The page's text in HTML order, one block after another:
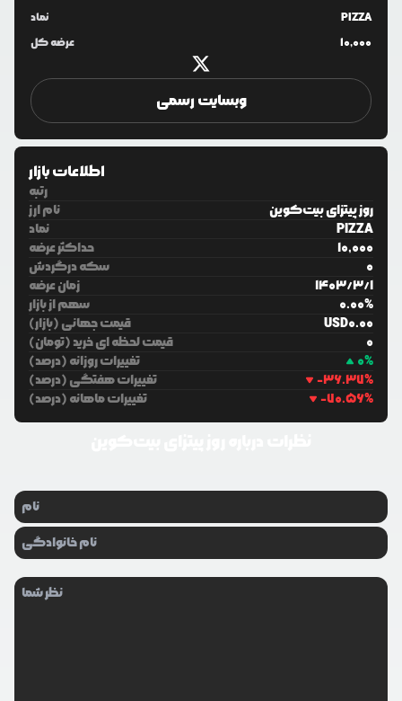
نماد
PIZZA
عرضه کل
10,000
وبسایت رسمی
اطلاعات بازار
رتبه
نام ارز
روز پیتزای بیت‌کوین
نماد
PIZZA
حداکثر عرضه
10,000
سکه درگردش
0
زمان عرضه
1403/3/1
سهم از بازار
0.00%
قیمت جهانی (بازار)
USD0.00
قیمت لحظه ای خرید (تومان)
0
تغییرات روزانه (درصد)
0%
تغییرات هفتگی (درصد)
-36.37%
تغییرات ماهانه (درصد)
-70.56%